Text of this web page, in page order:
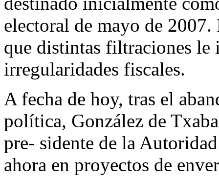
electoral de mayo de
que distintas filtraciones le
irregularidades fiscales.
A fecha de hoy, tras el
política, González de
pre- sidente de la
ahora en proyectos de